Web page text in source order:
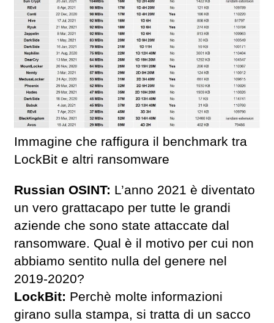
Immagine che raffigura il benchmark tra
LockBit e altri ransomware
Russian OSINT: L’anno 2021 è diventato
un vero grattacapo per tutte le grandi
aziende che sono state attaccate dal
ransomware. Qual è il motivo per cui non
abbiamo sentito nulla del genere nel
2019-2020?
LockBit: Perchè molte informazioni
girano sulla stampa, si tratta di un sacco